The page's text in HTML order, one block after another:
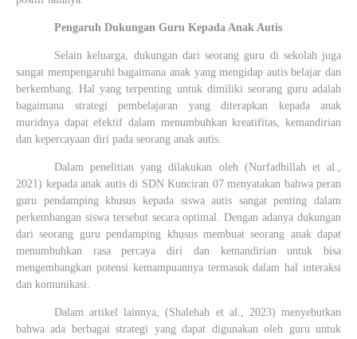
Pengaruh Dukungan Guru Kepada Anak Autis
Selain keluarga, dukungan dari seorang guru di sekolah juga
sangat mempengaruhi bagaimana anak yang mengidap autis belajar dan
berkembang. Hal yang terpenting untuk dimiliki seorang guru adalah
bagaimana strategi pembelajaran yang diterapkan kepada anak
muridnya dapat efektif dalam menumbuhkan kreatifitas, kemandirian
dan kepercayaan diri pada seorang anak autis.
Dalam penelitian yang dilakukan oleh (Nurfadhillah et al.,
2021) kepada anak autis di SDN Kunciran 07 menyatakan bahwa peran
guru pendamping khusus kepada siswa autis sangat penting dalam
perkembangan siswa tersebut secara optimal. Dengan adanya dukungan
dari seorang guru pendamping khusus membuat seorang anak dapat
menumbuhkan rasa percaya diri dan kemandirian untuk bisa
mengembangkan potensi kemampuannya termasuk dalam hal interaksi
dan komunikasi.
Dalam artikel lainnya,(Shalehah et al., 2023) menyebutkan
bahwa ada berbagai strategi yang dapat digunakan oleh guru untuk